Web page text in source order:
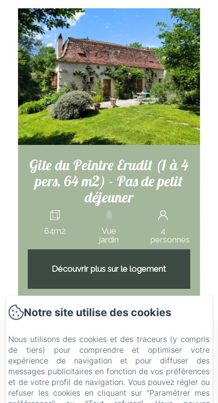
Gite du Peintre Erudit (1 à 4
pers, 64 m2) - Pas de petit
déjeuner
64m2
Vue
jardin
4
personnes
Découvrir plus sur le logement
Les 2 Brigards
Politique de confidentialité
Informations légales
Informations sur les cookies
1089 Rte des Pins, MONESTIER, 24240, France
les2brigards@hotmail.com
Notre site utilise des cookies
Nous utilisons des cookies et des traceurs (y compris
de tiers) pour comprendre et optimiser votre
expérience de navigation et pour diffuser des
messages publicitaires en fonction de vos préférences
et de votre profil de navigation. Vous pouvez régler ou
refuser les cookies en cliquant sur "Paramétrer mes